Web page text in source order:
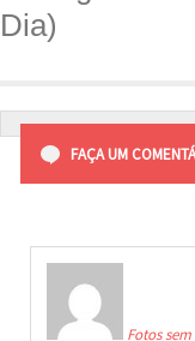
Dia)
FAÇA UM
Fotos